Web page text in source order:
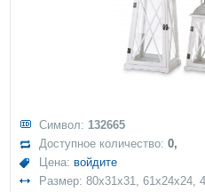
Символ: 132665
Доступное количество:0,
Цена: войдите
Размер: 80x31x31, 61x24x24,